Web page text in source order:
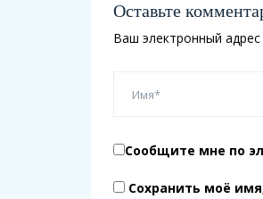
Оставьте
Ваш электронный
Сообщите мне по
Сохранить моё